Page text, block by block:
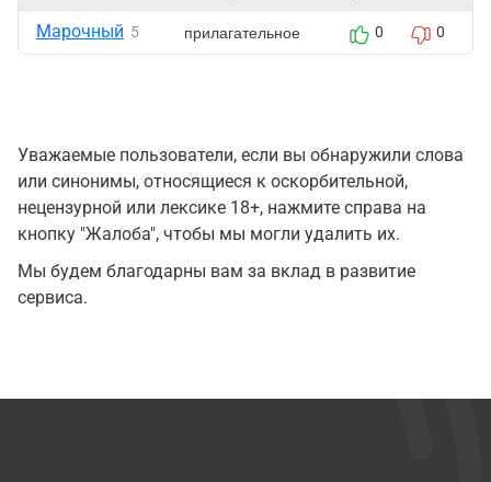
Марочный 5 прилагательное 0 0
Уважаемые пользователи, если вы обнаружили слова
или синонимы, относящиеся к оскорбительной,
нецензурной или лексике 18+, нажмите справа на
кнопку "Жалоба", чтобы мы могли удалить их.
Мы будем благодарны вам за вклад в развитие
сервиса.